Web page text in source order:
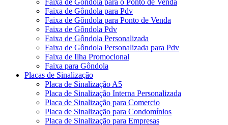
Faixa de Gôndola para Pdv
Faixa de Gôndola para Ponto de Venda
Faixa de Gôndola Pdv
Faixa de Gôndola Personalizada
Faixa de Gôndola Personalizada para Pdv
Faixa de Ilha Promocional
Faixa para Gôndola
Placas de Sinalização
Placa de Sinalização A5
Placa de Sinalização Interna Personalizada
Placa de Sinalização para Comercio
Placa de Sinalização para Condomínios
Placa de Sinalização para Empresas